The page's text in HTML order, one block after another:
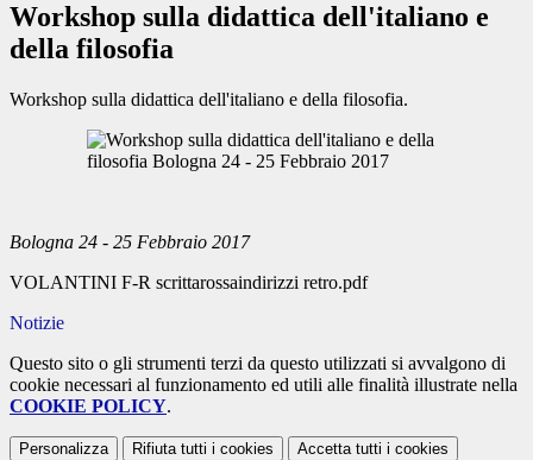
Workshop sulla didattica dell'italiano e
della filosofia
Workshop sulla didattica dell'italiano e della filosofia.
Bologna 24 - 25 Febbraio 2017
VOLANTINI F-R scrittarossaindirizzi retro.pdf
Notizie
Questo sito o gli strumenti terzi da questo utilizzati si avvalgono di
cookie necessari al funzionamento ed utili alle finalità illustrate nella
COOKIE POLICY.
Personalizza Rifiuta tutti i cookies Accetta tutti i cookies